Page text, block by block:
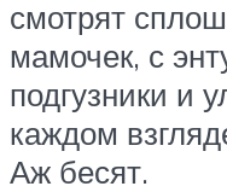
смотрят
мамочек, с
подгузники и
каждом
Аж бесят.